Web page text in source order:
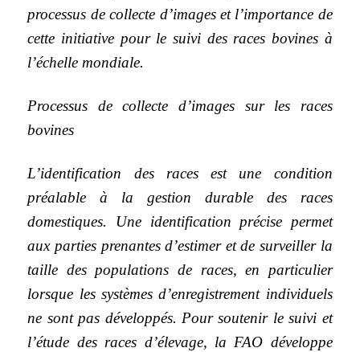
processus de collecte d’images et l’importance de
cette initiative pour le suivi des races bovines à
l’échelle mondiale.
Processus de collecte d’images sur les races
bovines
L’identification des races est une condition
préalable à la gestion durable des races
domestiques. Une identification précise permet
aux parties prenantes d’estimer et de surveiller la
taille des populations de races, en particulier
lorsque les systèmes d’enregistrement individuels
ne sont pas développés. Pour soutenir le suivi et
l’étude des races d’élevage, la FAO développe